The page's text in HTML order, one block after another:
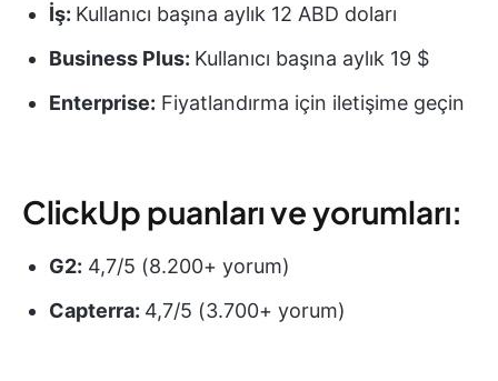
İş: Kullanıcı başına aylık 12 ABD doları
Business Plus: Kullanıcı başına aylık 19 $
Enterprise: Fiyatlandırma için iletişime geçin
ClickUp puanları ve yorumları:
G2: 4,7/5 (8.200+ yorum)
Capterra: 4,7/5 (3.700+ yorum)